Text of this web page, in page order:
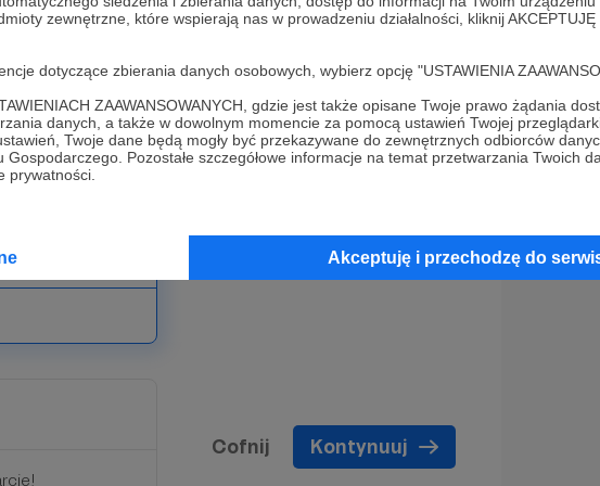
zewnętrzne, które wspierają nas w prowadzeniu działalności, kliknij
dotyczące zbierania danych osobowych, wybierz opcję "USTAWIENIA
ZAAWANSOWANYCH, gdzie jest także opisane Twoje prawo żądania
danych, a także w dowolnym momencie za pomocą ustawień Twojej
Twoje dane będą mogły być przekazywane do zewnętrznych odbiorców
Pozostałe szczegółowe informacje na temat przetwarzania Twoich
prywatności.
Akceptuję i przechodzę do
nie byłoby
kwoty
taką kwotą, jaką
filmów na
pond 100
Cofnij Kontynuuj